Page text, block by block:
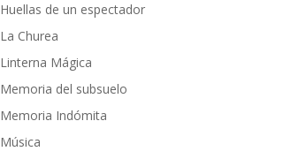
Huellas de un espectador
La Churea
Linterna Mágica
Memoria del subsuelo
Memoria Indómita
Música